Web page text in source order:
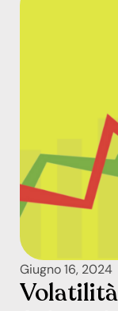
Giugno 16, 2024